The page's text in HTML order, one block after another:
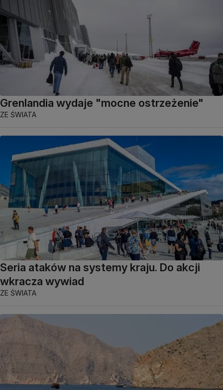
Grenlandia wydaje "mocne ostrzeżenie"
ZE ŚWIATA
Seria ataków na systemy kraju. Do akcji
wkracza wywiad
ZE ŚWIATA